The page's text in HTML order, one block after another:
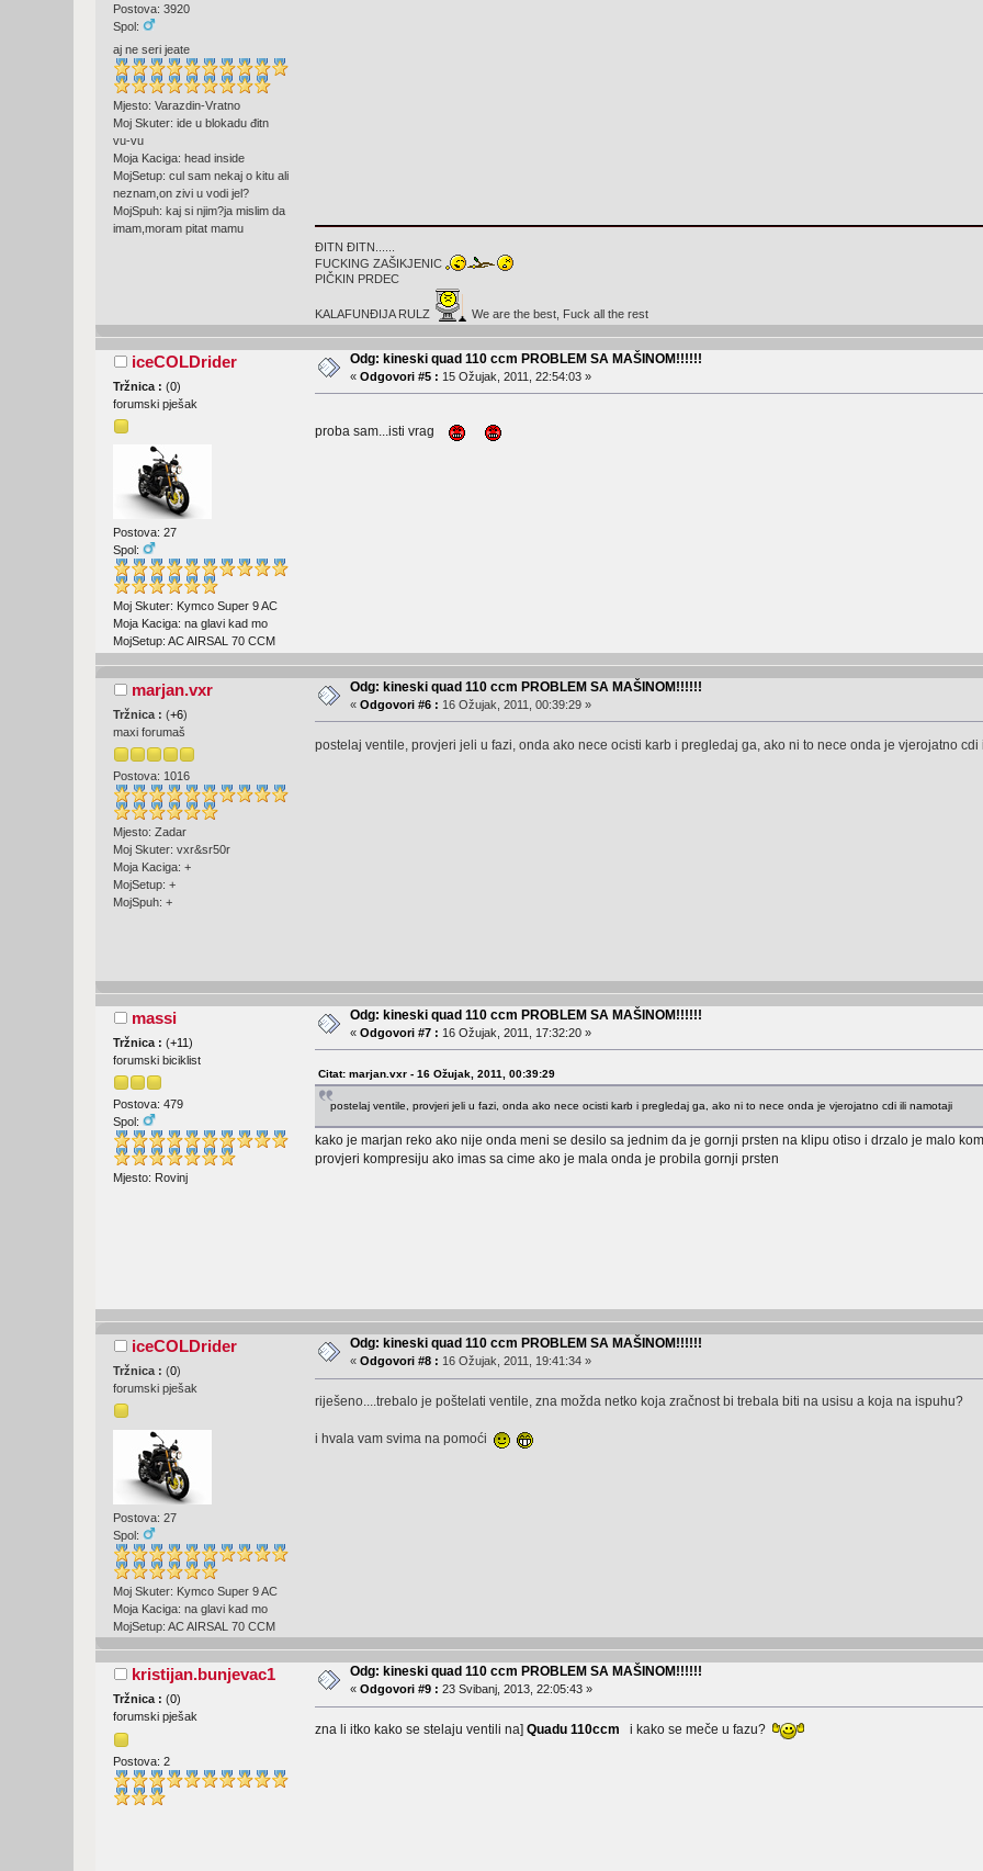
Postova: 3920
Spol:
aj ne seri jeate
Mjesto: Varazdin-Vratno
Moj Skuter: ide u blokadu đitn
vu-vu
Moja Kaciga: head inside
MojSetup: cul sam nekaj o kitu ali
neznam,on zivi u vodi jel?
MojSpuh: kaj si njim?ja mislim da
imam,moram pitat mamu
ĐITN ĐITN......
FUCKING ZAŠIKJENIC
PIČKIN PRDEC
KALAFUNĐIJA RULZ We are the best, Fuck all the rest
iceCOLDrider
Tržnica :(0)
forumski pješak
Postova: 27
Spol:
Moj Skuter: Kymco Super 9 AC
Moja Kaciga: na glavi kad mo
MojSetup: AC AIRSAL 70 CCM
Odg: kineski quad 110 ccm PROBLEM SA MAŠINOM!!!!!!
«Odgovori #5 : 15 Ožujak, 2011, 22:54:03 »
proba sam...isti vrag
marjan.vxr
Tržnica :(+6)
maxi forumaš
Postova: 1016
Mjesto: Zadar
Moj Skuter: vxr&sr50r
Moja Kaciga: +
MojSetup: +
MojSpuh: +
Odg: kineski quad 110 ccm PROBLEM SA MAŠINOM!!!!!!
«Odgovori #6 : 16 Ožujak, 2011, 00:39:29 »
postelaj ventile, provjeri jeli u fazi, onda ako nece ocisti karb i pregledaj ga, ako ni to nece onda je vjerojatno cdi
massi
Tržnica :(+11)
forumski biciklist
Postova: 479
Spol:
Mjesto: Rovinj
Odg: kineski quad 110 ccm PROBLEM SA MAŠINOM!!!!!!
«Odgovori #7 : 16 Ožujak, 2011, 17:32:20 »
Citat: marjan.vxr - 16 Ožujak, 2011, 00:39:29
postelaj ventile, provjeri jeli u fazi, onda ako nece ocisti karb i pregledaj ga, ako ni to nece onda je vjerojatno cdi ili namotaji
kako je marjan reko ako nije onda meni se desilo sa jednim da je gornji prsten na klipu otiso i drzalo je malo
provjeri kompresiju ako imas sa cime ako je mala onda je probila gornji prsten
iceCOLDrider
Tržnica :(0)
forumski pješak
Postova: 27
Spol:
Moj Skuter: Kymco Super 9 AC
Moja Kaciga: na glavi kad mo
MojSetup: AC AIRSAL 70 CCM
Odg: kineski quad 110 ccm PROBLEM SA MAŠINOM!!!!!!
«Odgovori #8 : 16 Ožujak, 2011, 19:41:34 »
riješeno....trebalo je poštelati ventile, zna možda netko koja zračnost bi trebala biti na usisu a koja na ispuhu?
i hvala vam svima na pomoći
kristijan.bunjevac1
Tržnica :(0)
forumski pješak
Postova: 2
Odg: kineski quad 110 ccm PROBLEM SA MAŠINOM!!!!!!
«Odgovori #9 : 23 Svibanj, 2013, 22:05:43 »
zna li itko kako se stelaju ventili na] Quadu 110ccm i kako se meče u fazu?